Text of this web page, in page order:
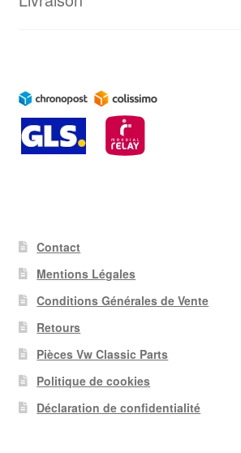
Contact
Mentions Légales
Conditions Générales de Vente
Retours
Pièces Vw Classic Parts
Politique de cookies
Déclaration de confidentialité